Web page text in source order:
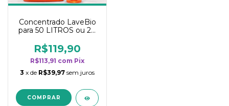
Concentrado LaveBio
para 50 LITROS ou 20
rendimento da
categoria - Flor de
Laranjeira
R$119,90
R$113,91 com Pix
3 x de R$39,97 sem juros